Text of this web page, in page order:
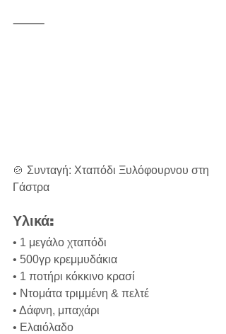
⸻
🍲 Συνταγή: Χταπόδι Ξυλόφουρνου στη
Γάστρα
Υλικά:
• 1 μεγάλο χταπόδι
• 500γρ κρεμμυδάκια
• 1 ποτήρι κόκκινο κρασί
• Ντομάτα τριμμένη & πελτέ
• Δάφνη, μπαχάρι
• Ελαιόλαδο